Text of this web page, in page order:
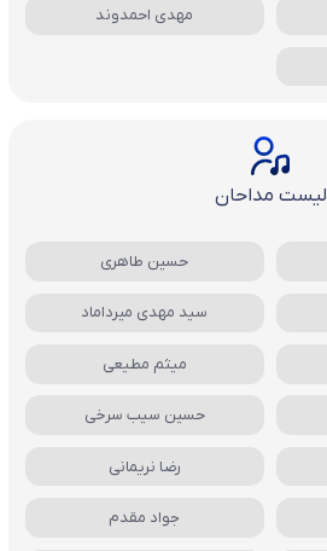
مهدی احمدوند
لیست مداحان
حسین طاهری
سید مهدی میرداماد
میثم مطیعی
حسین سیب سرخی
رضا نریمانی
جواد مقدم